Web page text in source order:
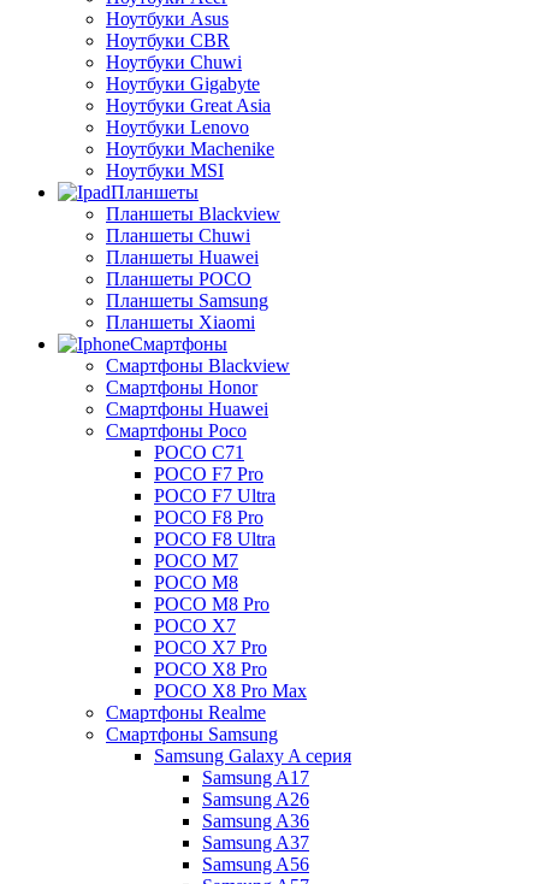
Ноутбуки Asus
Ноутбуки CBR
Ноутбуки Chuwi
Ноутбуки Gigabyte
Ноутбуки Great Asia
Ноутбуки Lenovo
Ноутбуки Machenike
Ноутбуки MSI
Планшеты
Планшеты Blackview
Планшеты Chuwi
Планшеты Huawei
Планшеты POCO
Планшеты Samsung
Планшеты Xiaomi
Смартфоны
Смартфоны Blackview
Смартфоны Honor
Смартфоны Huawei
Смартфоны Poco
POCO C71
POCO F7 Pro
POCO F7 Ultra
POCO F8 Pro
POCO F8 Ultra
POCO M7
POCO M8
POCO M8 Pro
POCO X7
POCO X7 Pro
POCO X8 Pro
POCO X8 Pro Max
Смартфоны Realme
Смартфоны Samsung
Samsung Galaxy A серия
Samsung A17
Samsung A26
Samsung A36
Samsung A37
Samsung A56